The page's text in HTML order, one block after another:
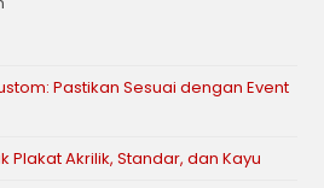
Pastikan Sesuai dengan Event
Plakat Akrilik, Standar, dan Kayu